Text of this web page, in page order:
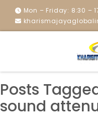
Mon – Friday: 8:30 –
Posts
sound